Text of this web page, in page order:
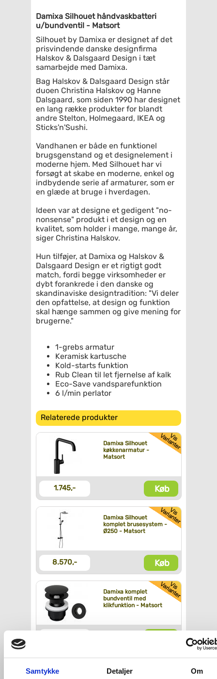
Samtykke Detaljer Om
Damixa Silhouet håndvaskbatteri
u/bundventil - Matsort
Silhouet by Damixa er designet af det
prisvindende danske designfirma
Halskov & Dalsgaard Design i tæt
samarbejde med Damixa.
Bag Halskov & Dalsgaard Design står
duoen Christina Halskov og Hanne
Dalsgaard, som siden 1990 har designet
en lang række produkter for blandt
andre Stelton, Holmegaard, IKEA og
Sticks'n'Sushi.
Vandhanen er både en funktionel
brugsgenstand og et designelement i
moderne hjem. Med Silhouet har vi
forsøgt at skabe en moderne, enkel og
indbydende serie af armaturer, som er
en glæde at bruge i hverdagen.
Ideen var at designe et gedigent "no-
nonsense" produkt i et design og en
kvalitet, som holder i mange, mange år,
siger Christina Halskov.
Hun tilføjer, at Damixa og Halskov &
Dalsgaard Design er et rigtigt godt
match, fordi begge virksomheder er
dybt forankrede i den danske og
skandinaviske designtradition: "Vi deler
den opfattelse, at design og funktion
skal hænge sammen og give mening for
brugerne."
1-grebs armatur
Keramisk kartusche
Kold-starts funktion
Rub Clean til let fjernelse af kalk
Eco-Save vandsparefunktion
6 l/min perlator
Relaterede produkter
Damixa Silhouet
køkkenarmatur -
Matsort
1.745,- Køb
Damixa Silhouet
komplet brusesystem -
Ø250 - Matsort
8.570,- Køb
Damixa komplet
bundventil med
klikfunktion - Matsort
håndvaskbatteri